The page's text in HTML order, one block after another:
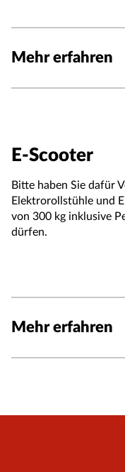
Mehr erfahren
E-Scooter
Bitte haben Sie dafür
Elektrorollstühle und
von 300 kg inklusive
dürfen.
Mehr erfahren